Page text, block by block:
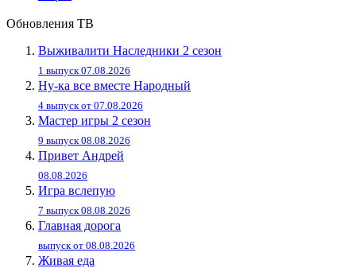
Обновления ТВ
Выживалити Наследники 2 сезон
1 выпуск 07.08.2026
Ну-ка все вместе Народный
4 выпуск от 07.08.2026
Мастер игры 2 сезон
9 выпуск 08.08.2026
Привет Андpей
08.08.2026
Игра вслепую
7 выпуск 08.08.2026
Главная дорога
выпуск от 08.08.2026
Живaя eдa